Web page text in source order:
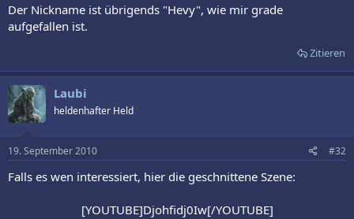
Der Nickname ist übrigends "Hevy", wie mir grade
aufgefallen ist.
Zitieren
Laubi
heldenhafter Held
19. September 2010 #32
Falls es wen interessiert, hier die geschnittene Szene:
[YOUTUBE]Djohfidj0Iw[/YOUTUBE]​